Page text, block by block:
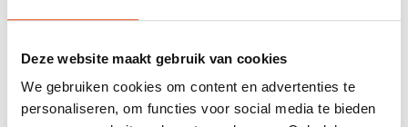
Deze website maakt gebruik van cookies
We gebruiken cookies om content en advertenties te
personaliseren, om functies voor social media te bieden
Groeisnelheid en conditie